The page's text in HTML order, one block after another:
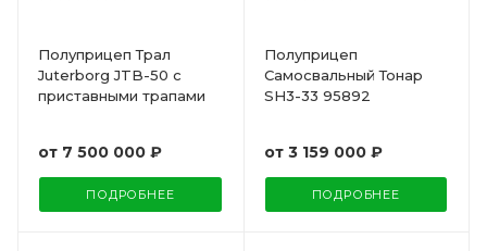
Полуприцеп Трал
Juterborg JTB-50 с
приставными трапами
от 7 500 000 ₽
ПОДРОБНЕЕ
Полуприцеп
Самосвальный Тонар
SH3-33 95892
от 3 159 000 ₽
ПОДРОБНЕЕ